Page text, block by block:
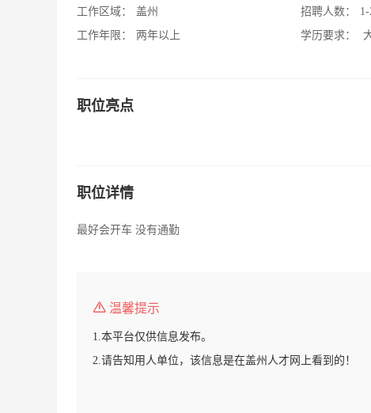
工作区域：
盖州
工作年限：
两年以上
招聘人数：
学历要求：
职位亮点
职位详情
最好会开车 没有通勤
温馨提示
1.本平台仅供信息发布。
2.请告知用人单位，该信息是在盖州人才网上看到的！